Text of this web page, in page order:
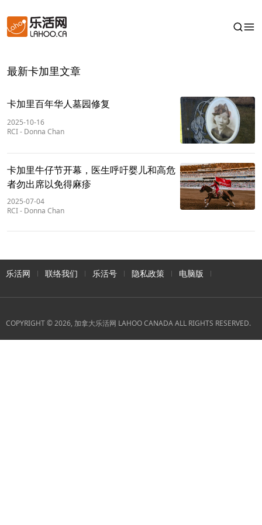
最新卡加里文章
卡加里百年华人墓园修复
2025-10-16
RCI- Donna Chan
卡加里牛仔节开幕，医生呼吁婴儿和高危
者勿出席以免得麻疹
2025-07-04
RCI- Donna Chan
乐活网 联络我们 乐活号 隐私政策 电脑版
COPYRIGHT © 2026, 加拿大乐活网 LAHOO CANADA ALL RIGHTS RESERVED.